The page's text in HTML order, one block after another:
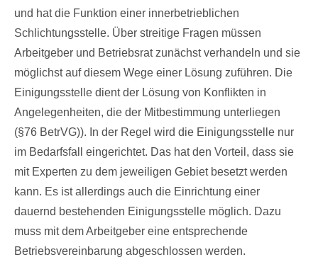
und hat die Funktion einer innerbetrieblichen
Schlichtungsstelle. Über streitige Fragen müssen
Arbeitgeber und Betriebsrat zunächst verhandeln und sie
möglichst auf diesem Wege einer Lösung zuführen. Die
Einigungsstelle dient der Lösung von Konflikten in
Angelegenheiten, die der Mitbestimmung unterliegen
(§76 BetrVG)). In der Regel wird die Einigungsstelle nur
im Bedarfsfall eingerichtet. Das hat den Vorteil, dass sie
mit Experten zu dem jeweiligen Gebiet besetzt werden
kann. Es ist allerdings auch die Einrichtung einer
dauernd bestehenden Einigungsstelle möglich. Dazu
muss mit dem Arbeitgeber eine entsprechende
Betriebsvereinbarung abgeschlossen werden.